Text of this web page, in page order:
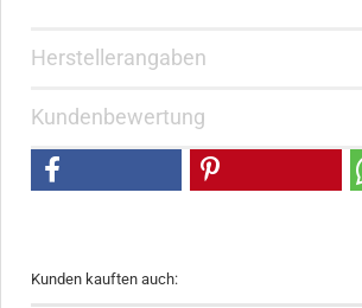
Herstellerangaben
Kundenbewertung
Kunden kauften auch: